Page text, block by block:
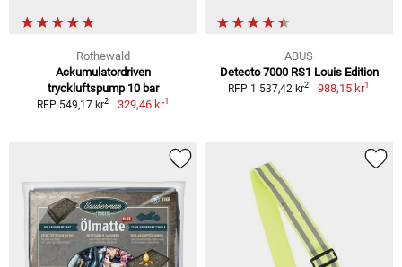
Rothewald
Ackumulatordriven
tryckluftspump 10 bar
RFP 549,17 kr2 329,46 kr1
ABUS
Detecto 7000 RS1 Louis Edition
RFP 1 537,42 kr2 988,15 kr1